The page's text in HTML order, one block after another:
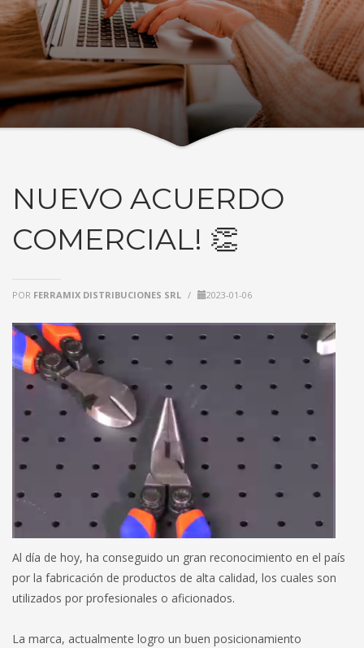
NUEVO ACUERDO
COMERCIAL! 👏
POR FERRAMIX DISTRIBUCIONES SRL / 2023-01-06
Al día de hoy, ha conseguido un gran reconocimiento en el país
por la fabricación de productos de alta calidad, los cuales son
utilizados por profesionales o aficionados.
La marca, actualmente logro un buen posicionamiento